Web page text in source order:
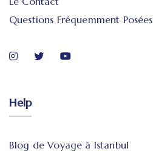
Questions Fréquemment Posées
Help
Blog de Voyage à Istanbul